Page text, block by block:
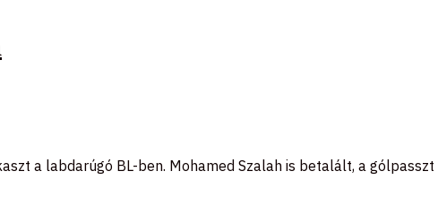
a labdarúgó BL-ben. Mohamed Szalah is betalált, a